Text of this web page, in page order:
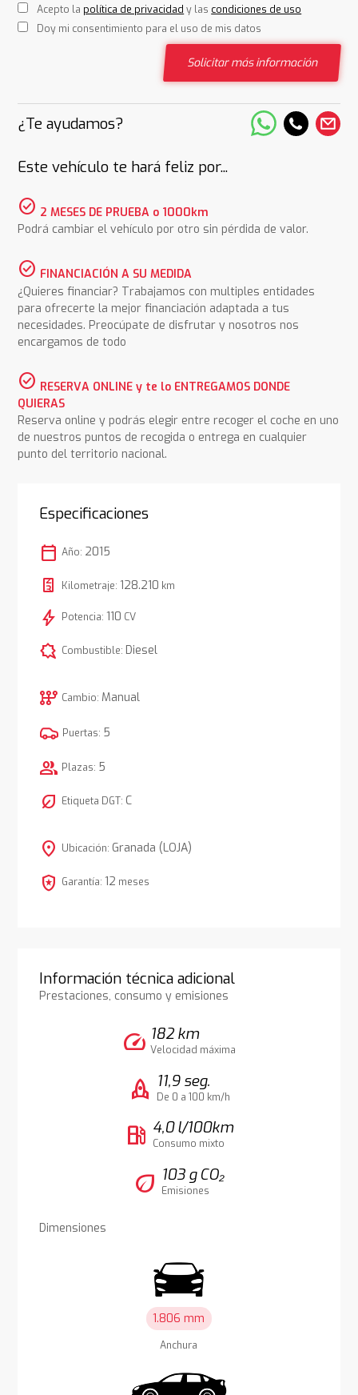
Acepto la política de privacidad y las condiciones de uso
Doy mi consentimiento para el uso de mis datos
Solicitar más información
¿Te ayudamos?
Este vehículo te hará feliz por...
check_circle 2 MESES DE PRUEBA o 1000km
Podrá cambiar el vehículo por otro sin pérdida de valor.
check_circle FINANCIACIÓN A SU MEDIDA
¿Quieres financiar? Trabajamos con multiples entidades
para ofrecerte la mejor financiación adaptada a tus
necesidades. Preocúpate de disfrutar y nosotros nos
encargamos de todo
check_circle RESERVA ONLINE y te lo ENTREGAMOS DONDE
QUIERAS
Reserva online y podrás elegir entre recoger el coche en uno
de nuestros puntos de recogida o entrega en cualquier
punto del territorio nacional.
Especificaciones
calendar_today Año: 2015
Kilometraje: 128.210 km
bolt Potencia: 110 CV
comic_bubble Combustible: Diesel
auto_transmission Cambio: Manual
Puertas: 5
group Plazas: 5
nest_eco_leaf Etiqueta DGT: C
location_on Ubicación: Granada (LOJA)
local_police Garantía: 12 meses
Información técnica adicional
Prestaciones, consumo y emisiones
speed 182 km
Velocidad máxima
rocket 11,9 seg.
De 0 a 100 km/h
local_gas_station 4,0 l/100km
Consumo mixto
eco 103 g CO₂
Emisiones
Dimensiones
1.806 mm
Anchura